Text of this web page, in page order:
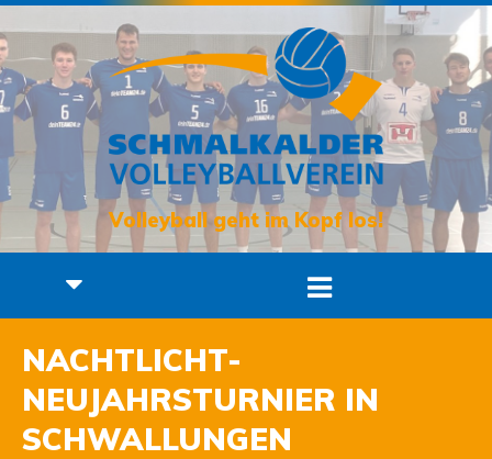
Volleyball geht im Kopf los!
NACHTLICHT-
NEUJAHRSTURNIER IN
SCHWALLUNGEN